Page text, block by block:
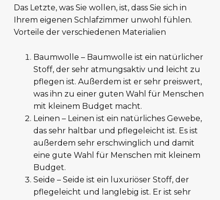
Das Letzte, was Sie wollen, ist, dass Sie sich in
Ihrem eigenen Schlafzimmer unwohl fühlen.
Vorteile der verschiedenen Materialien
Baumwolle – Baumwolle ist ein natürlicher
Stoff, der sehr atmungsaktiv und leicht zu
pflegen ist. Außerdem ist er sehr preiswert,
was ihn zu einer guten Wahl für Menschen
mit kleinem Budget macht.
Leinen – Leinen ist ein natürliches Gewebe,
das sehr haltbar und pflegeleicht ist. Es ist
außerdem sehr erschwinglich und damit
eine gute Wahl für Menschen mit kleinem
Budget.
Seide – Seide ist ein luxuriöser Stoff, der
pflegeleicht und langlebig ist. Er ist sehr